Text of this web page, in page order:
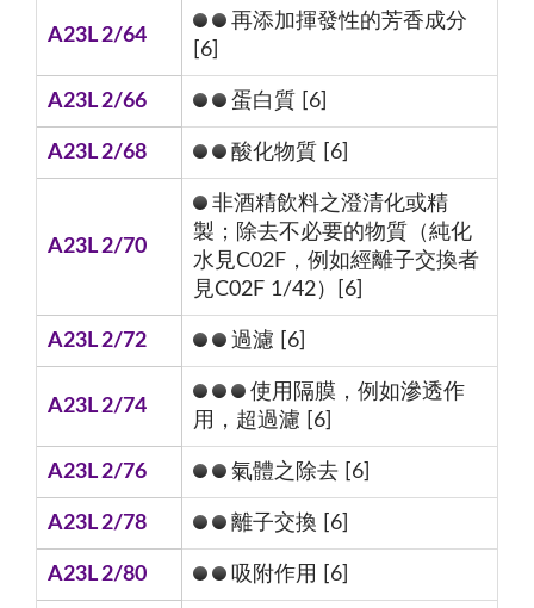
A23L 2/64
再添加揮發性的芳香成分
[6]
A23L 2/66 蛋白質 [6]
A23L 2/68 酸化物質 [6]
A23L 2/70
非酒精飲料之澄清化或精
製；除去不必要的物質（純化
水見C02F，例如經離子交換者
見C02F 1/42）[6]
A23L 2/72 過濾 [6]
A23L 2/74
使用隔膜，例如滲透作
用，超過濾 [6]
A23L 2/76 氣體之除去 [6]
A23L 2/78 離子交換 [6]
A23L 2/80 吸附作用 [6]